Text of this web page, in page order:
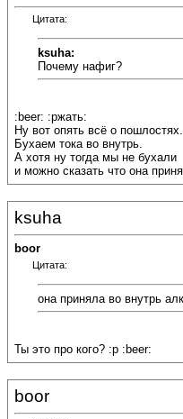
Цитата:
ksuha:
Почему нафиг?
:beer: :ржать:
Ну вот опять всё о пошлостях.
Бухаем тока во внутрь.
А хотя ну тогда мы не бухали
и можно сказать что она
ksuha
boor
Цитата:
она приняла во внутрь
Ты это про кого? :p :beer:
boor